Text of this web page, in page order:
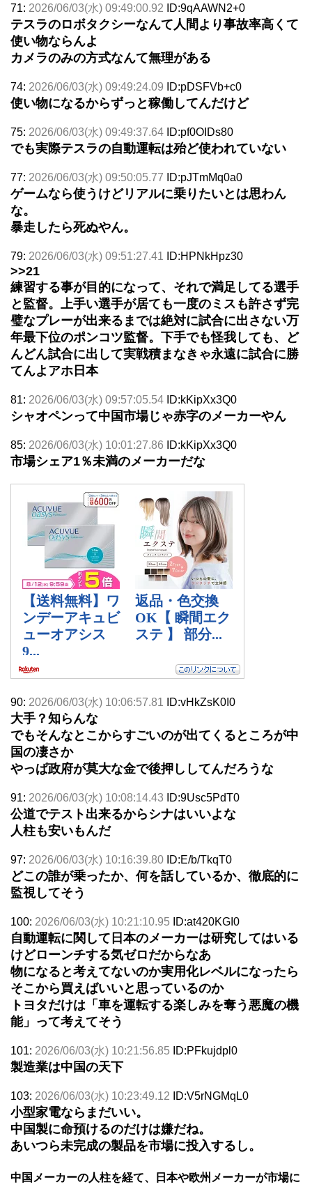
71: 2026/06/03(水) 09:49:00.92 ID:9qAAWN2+0
テスラのロボタクシーなんて人間より事故率高くて
使い物ならんよ
カメラのみの方式なんて無理がある
74: 2026/06/03(水) 09:49:24.09 ID:pDSFVb+c0
使い物になるからずっと稼働してんだけど
75: 2026/06/03(水) 09:49:37.64 ID:pf0OIDs80
でも実際テスラの自動運転は殆ど使われていない
77: 2026/06/03(水) 09:50:05.77 ID:pJTmMq0a0
ゲームなら使うけどリアルに乗りたいとは思わん
な。
暴走したら死ぬやん。
79: 2026/06/03(水) 09:51:27.41 ID:HPNkHpz30
>>21
練習する事が目的になって、それで満足してる選手
と監督。上手い選手が居ても一度のミスも許さず完
璧なプレーが出来るまでは絶対に試合に出さない万
年最下位のポンコツ監督。下手でも怪我しても、ど
んどん試合に出して実戦積まなきゃ永遠に試合に勝
てんよアホ日本
81: 2026/06/03(水) 09:57:05.54 ID:kKipXx3Q0
シャオペンって中国市場じゃ赤字のメーカーやん
85: 2026/06/03(水) 10:01:27.86 ID:kKipXx3Q0
市場シェア1％未満のメーカーだな
90: 2026/06/03(水) 10:06:57.81 ID:vHkZsK0I0
大手？知らんな
でもそんなとこからすごいのが出てくるところが中
国の凄さか
やっぱ政府が莫大な金で後押ししてんだろうな
91: 2026/06/03(水) 10:08:14.43 ID:9Usc5PdT0
公道でテスト出来るからシナはいいよな
人柱も安いもんだ
97: 2026/06/03(水) 10:16:39.80 ID:E/b/TkqT0
どこの誰が乗ったか、何を話しているか、徹底的に
監視してそう
100: 2026/06/03(水) 10:21:10.95 ID:at420KGI0
自動運転に関して日本のメーカーは研究してはいる
けどローンチする気ゼロだからなあ
物になると考えてないのか実用化レベルになったら
そこから買えばいいと思っているのか
トヨタだけは「車を運転する楽しみを奪う悪魔の機
能」って考えてそう
101: 2026/06/03(水) 10:21:56.85 ID:PFkujdpl0
製造業は中国の天下
103: 2026/06/03(水) 10:23:49.12 ID:V5rNGMqL0
小型家電ならまだいい。
中国製に命預けるのだけは嫌だね。
あいつら未完成の製品を市場に投入するし。
中国メーカーの人柱を経て、日本や欧州メーカーが市場に